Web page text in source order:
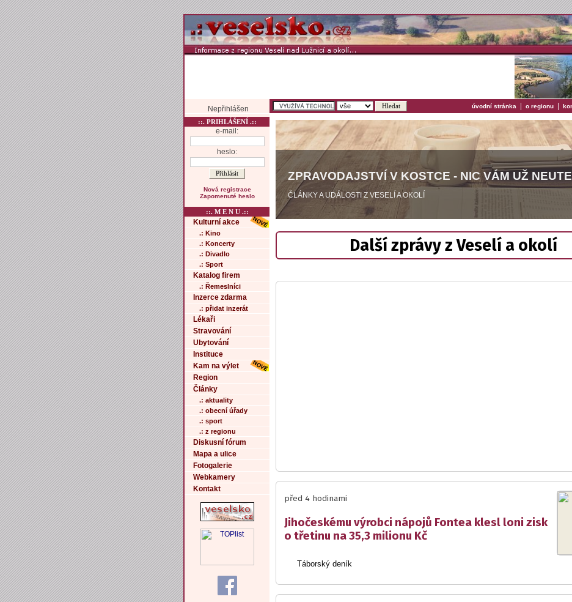
Nepřihlášen úvodní stránka | o regionu |
::. PRIHLÁŠENÍ .::
e-mail:
heslo:
Nová registrace
Zapomenuté heslo
::. M E N U .::
Kulturní akce
.: Kino
.: Koncerty
.: Divadlo
.: Sport
Katalog firem
.: Řemeslníci
Inzerce zdarma
.: přidat inzerát
Lékaři
Stravování
Ubytování
Instituce
Kam na výlet
Region
Články
.: aktuality
.: obecní úřady
.: sport
.: z regionu
Diskusní fórum
Mapa a ulice
Fotogalerie
Webkamery
Kontakt
ZPRAVODAJSTVÍ V KOSTCE - NIC VÁM UŽ
ČLÁNKY A UDÁLOSTI Z VESELÍ A OKOLÍ
Další zprávy z Veselí a okolí
před 4 hodinami
Jihočeskému výrobci nápojů Fontea klesl loni zisk
o třetinu na 35,3 milionu Kč
Táborský deník